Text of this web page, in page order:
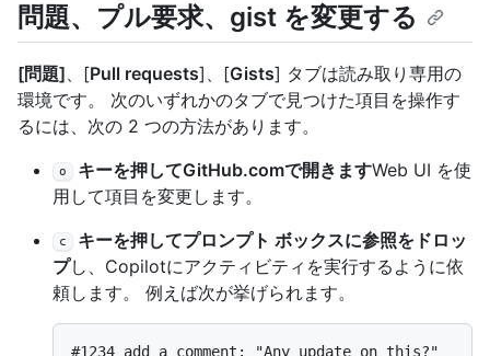
問題、プル要求、gist を変更する
[問題]、[Pull requests]、[Gists] タブは読み取り専用の
環境です。 次のいずれかのタブで見つけた項目を操作す
るには、次の 2 つの方法があります。
o キーを押してGitHub.comで開きますWeb UI を使
用して項目を変更します。
c
キーを押してプロンプト ボックスに参照をドロッ
プし、Copilotにアクティビティを実行するように依
頼します。 例えば次が挙げられます。